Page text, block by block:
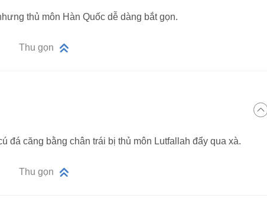
thủ môn Hàn Quốc dễ dàng bắt gọn.
Thu gọn
đá căng bằng chân trái bị thủ môn Lutfallah đẩy qua xà.
Thu gọn